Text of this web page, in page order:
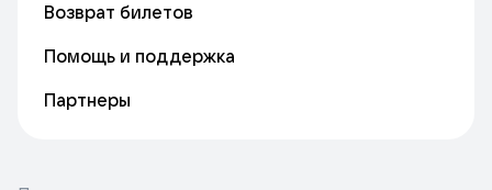
Возврат билетов
Помощь и поддержка
Партнеры